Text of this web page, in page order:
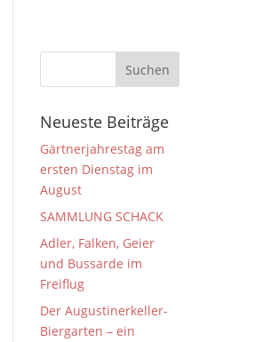
Neueste Beiträge
Gärtnerjahrestag am
ersten Dienstag im
August
SAMMLUNG SCHACK
Adler, Falken, Geier
und Bussarde im
Freiflug
Der Augustinerkeller-
Biergarten – ein